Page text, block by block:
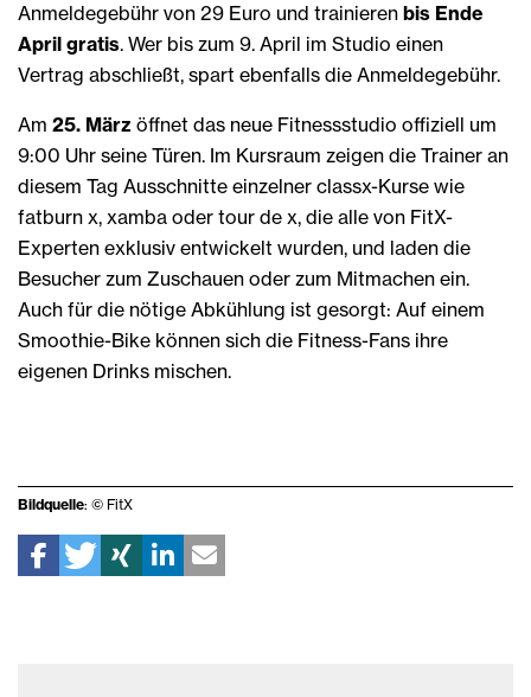
Anmeldegebühr von 29 Euro und trainieren bis Ende
April gratis. Wer bis zum 9. April im Studio einen
Vertrag abschließt, spart ebenfalls die Anmeldegebühr.
Am 25. März öffnet das neue Fitnessstudio offiziell um
9:00 Uhr seine Türen. Im Kursraum zeigen die Trainer an
diesem Tag Ausschnitte einzelner classx-Kurse wie
fatburn x, xamba oder tour de x, die alle von FitX-
Experten exklusiv entwickelt wurden, und laden die
Besucher zum Zuschauen oder zum Mitmachen ein.
Auch für die nötige Abkühlung ist gesorgt: Auf einem
Smoothie-Bike können sich die Fitness-Fans ihre
eigenen Drinks mischen.
Bildquelle: © FitX